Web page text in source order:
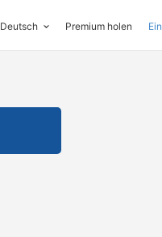
Deutsch Premium holen